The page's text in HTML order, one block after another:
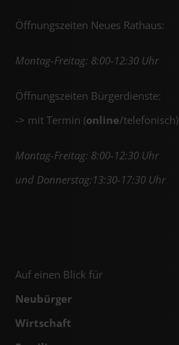
Öffnungszeiten Neues Rathaus:
Montag-Freitag: 8:00-12:30 Uhr
Öffnungszeiten Bürgerdienste:
-> mit Termin (online/telefonisch)
Montag-Freitag: 8:00-12:30 Uhr
und Donnerstag:13:30-17:30 Uhr
Auf einen Blick für
Neubürger
Wirtschaft